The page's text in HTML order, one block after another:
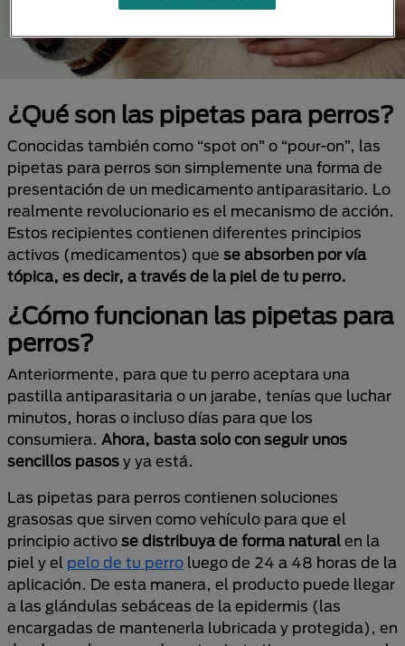
¿Qué son las pipetas para perros?
Conocidas también como “spot on” o “pour-on”, las
pipetas para perros son simplemente una forma de
presentación de un medicamento antiparasitario. Lo
realmente revolucionario es el mecanismo de acción.
Estos recipientes contienen diferentes principios
activos (medicamentos) que se absorben por vía
tópica, es decir, a través de la piel de tu perro.
¿Cómo funcionan las pipetas para
perros?
Anteriormente, para que tu perro aceptara una
pastilla antiparasitaria o un jarabe, tenías que luchar
minutos, horas o incluso días para que los
consumiera. Ahora, basta solo con seguir unos
sencillos pasos y ya está.
Las pipetas para perros contienen soluciones
grasosas que sirven como vehículo para que el
principio activo se distribuya de forma natural en la
piel y el pelo de tu perro luego de 24 a 48 horas de la
aplicación. De esta manera, el producto puede llegar
a las glándulas sebáceas de la epidermis (las
encargadas de mantenerla lubricada y protegida), en